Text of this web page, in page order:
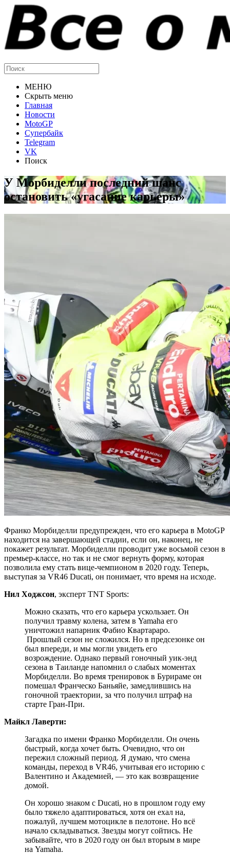
МЕНЮ
Скрыть меню
Главная
Новости
MotoGP
Супербайк
Telegram
VK
Поиск
У Морбиделли последний шанс
остановить «угасание карьеры»
Франко Морбиделли предупрежден, что его карьера в MotoGP
находится на завершающей стадии, если он, наконец, не
покажет результат. Морбиделли проводит уже восьмой сезон в
премьер-классе, но так и не смог вернуть форму, которая
позволила ему стать вице-чемпионом в 2020 году. Теперь,
выступая за VR46 Ducati, он понимает, что время на исходе.
Нил Ходжсон, эксперт TNT Sports:
Можно сказать, что его карьера ускользает. Он
получил травму колена, затем в Yamaha его
уничтожил напарник Фабио Квартараро.
Прошлый сезон не сложился. Но в предсезонке он
был впереди, и мы могли увидеть его
возрождение. Однако первый гоночный уик-энд
сезона в Таиланде напомнил о слабых моментах
Морбиделли. Во время тренировок в Бурираме он
помешал Франческо Баньяйе, замедлившись на
гоночной траектории, за что получил штраф на
старте Гран-При.
Майкл Лаверти:
Загадка по имени Франко Морбиделли. Он очень
быстрый, когда хочет быть. Очевидно, что он
пережил сложный период. Я думаю, что смена
команды, переход в VR46, учитывая его историю с
Валентино и Академией, — это как возвращение
домой.
Он хорошо знаком с Ducati, но в прошлом году ему
было тяжело адаптироваться, хотя он ехал на,
пожалуй, лучшем мотоцикле в пелотоне. Но всё
начало складываться. Звезды могут сойтись. Не
забывайте, что в 2020 году он был вторым в мире
на Yamaha.